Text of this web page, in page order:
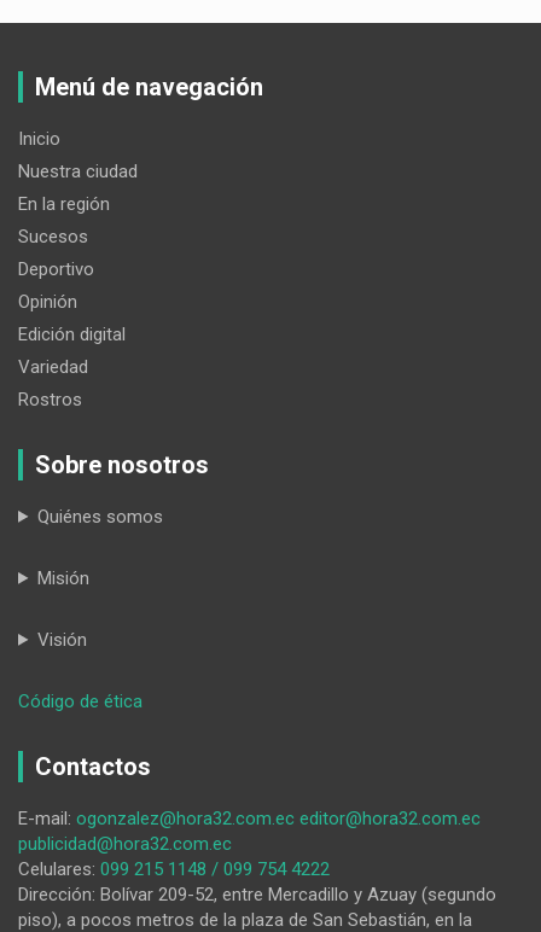
Menú de navegación
Inicio
Nuestra ciudad
En la región
Sucesos
Deportivo
Opinión
Edición digital
Variedad
Rostros
Sobre nosotros
Quiénes somos
Misión
Visión
Código de ética
y
en
el
IESS
Contactos
E-mail: ogonzalez@hora32.com.ec editor@hora32.com.ec
publicidad@hora32.com.ec
Celulares: 099 215 1148 / 099 754 4222
Dirección: Bolívar 209-52, entre Mercadillo y Azuay (segundo
piso), a pocos metros de la plaza de San Sebastián, en la